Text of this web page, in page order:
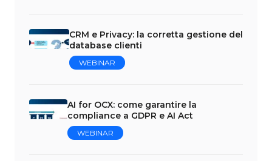
CRM e Privacy: la corretta gestione del
database clienti
WEBINAR
AI for OCX: come garantire la
compliance a GDPR e AI Act
WEBINAR